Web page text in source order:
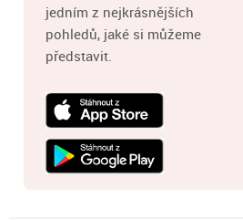
jedním z nejkrásnějších
pohledů, jaké si můžeme
představit.